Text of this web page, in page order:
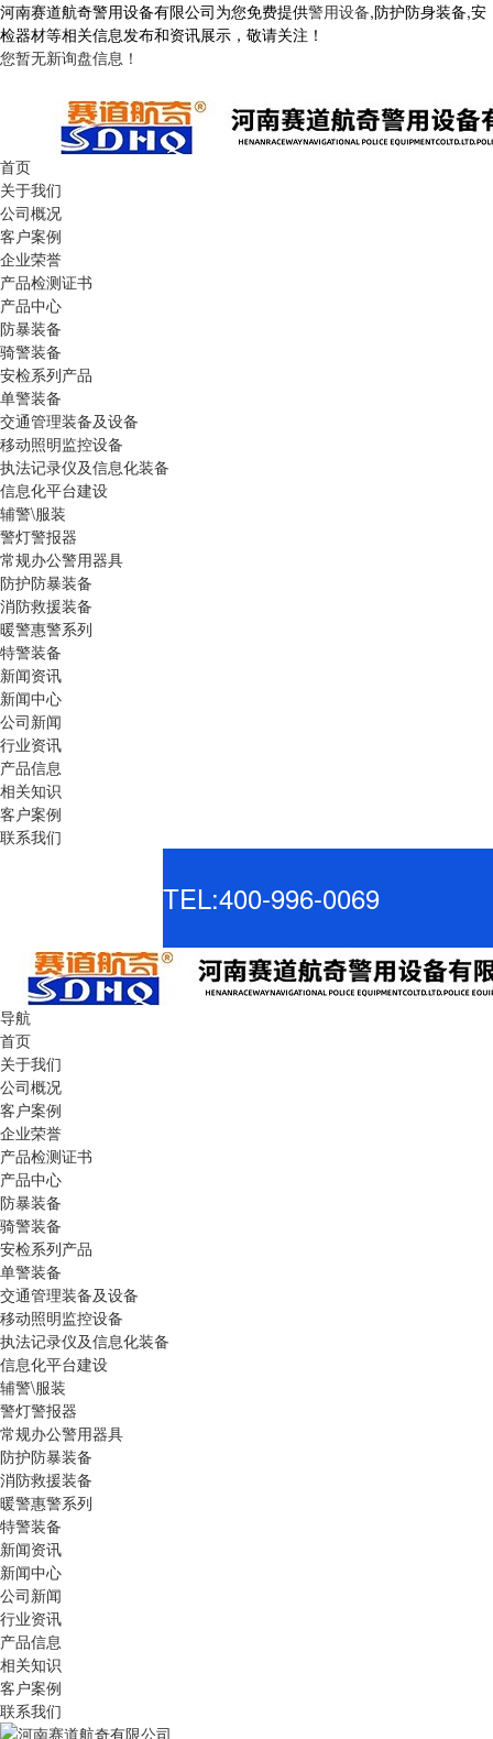
河南赛道航奇警用设备有限公司为您免费提供警用设备,防护防身装备,安
检器材等相关信息发布和资讯展示，敬请关注！
您暂无新询盘信息！
首页
关于我们
公司概况
客户案例
企业荣誉
产品检测证书
产品中心
防暴装备
骑警装备
安检系列产品
单警装备
交通管理装备及设备
移动照明监控设备
执法记录仪及信息化装备
信息化平台建设
辅警\服装
警灯警报器
常规办公警用器具
防护防暴装备
消防救援装备
暖警惠警系列
特警装备
新闻资讯
新闻中心
公司新闻
行业资讯
产品信息
相关知识
客户案例
联系我们
TEL:400-996-0069
导航
首页
关于我们
公司概况
客户案例
企业荣誉
产品检测证书
产品中心
防暴装备
骑警装备
安检系列产品
单警装备
交通管理装备及设备
移动照明监控设备
执法记录仪及信息化装备
信息化平台建设
辅警\服装
警灯警报器
常规办公警用器具
防护防暴装备
消防救援装备
暖警惠警系列
特警装备
新闻资讯
新闻中心
公司新闻
行业资讯
产品信息
相关知识
客户案例
联系我们